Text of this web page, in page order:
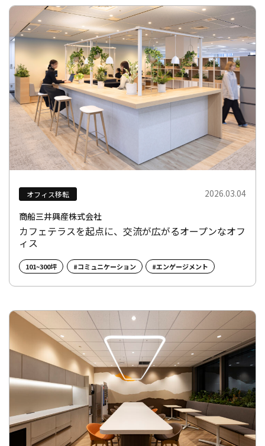
オフィス移転
2026.03.04
商船三井興産株式会社
カフェテラスを起点に、交流が広がるオープンなオフ
ィス
101~300坪 #コミュニケーション #エンゲージメント